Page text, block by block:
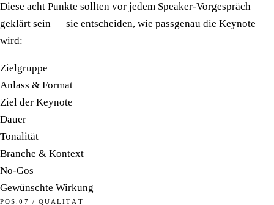
Diese acht Punkte sollten vor jedem Speaker-Vorgespräch
geklärt sein — sie entscheiden, wie passgenau die Keynote
wird:
Zielgruppe
Anlass & Format
Ziel der Keynote
Dauer
Tonalität
Branche & Kontext
No-Gos
Gewünschte Wirkung
POS.07 / QUALITÄT